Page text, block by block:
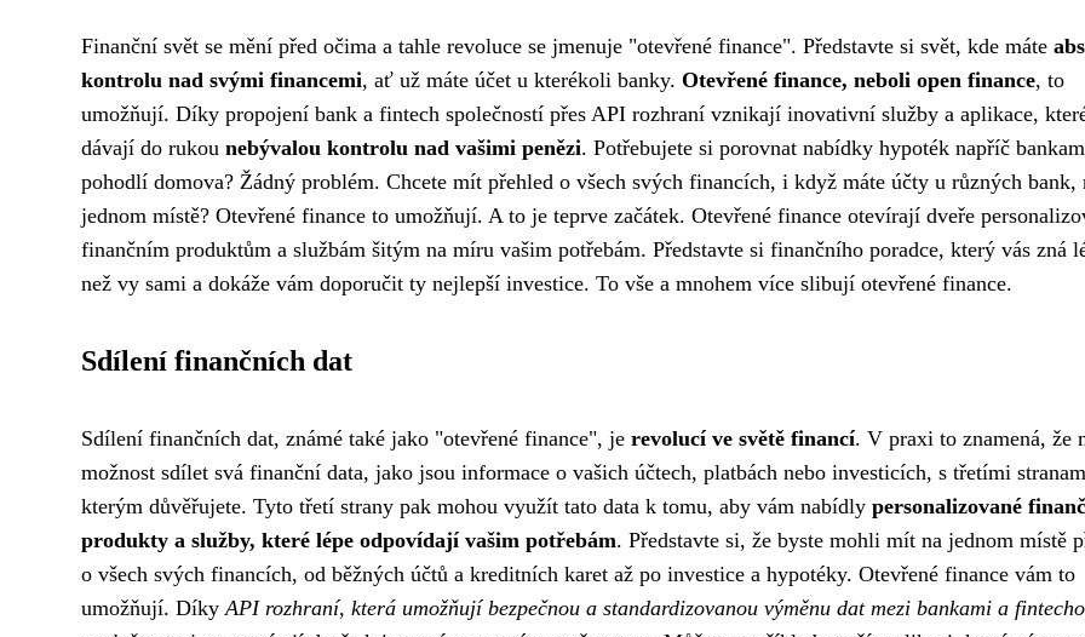
Finanční svět se mění před očima a tahle revoluce se jmenuje "otevřené finance". Představte si svět, kde máte
kontrolu nad svými financemi, ať už máte účet u kterékoli banky. Otevřené finance, neboli open finance, to
umožňují. Díky propojení bank a fintech společností přes API rozhraní vznikají inovativní služby a aplikace,
dávají do rukou nebývalou kontrolu nad vašimi penězi. Potřebujete si porovnat nabídky hypoték napříč
pohodlí domova? Žádný problém. Chcete mít přehled o všech svých financích, i když máte účty u různých bank,
jednom místě? Otevřené finance to umožňují. A to je teprve začátek. Otevřené finance otevírají dveře
finančním produktům a službám šitým na míru vašim potřebám. Představte si finančního poradce, který vás zná
než vy sami a dokáže vám doporučit ty nejlepší investice. To vše a mnohem více slibují otevřené finance.
Sdílení finančních dat
Sdílení finančních dat, známé také jako "otevřené finance", je revolucí ve světě financí. V praxi to znamená, že
možnost sdílet svá finanční data, jako jsou informace o vašich účtech, platbách nebo investicích, s třetími
kterým důvěřujete. Tyto třetí strany pak mohou využít tato data k tomu, aby vám nabídly personalizované
produkty a služby, které lépe odpovídají vašim potřebám. Představte si, že byste mohli mít na jednom místě
o všech svých financích, od běžných účtů a kreditních karet až po investice a hypotéky. Otevřené finance vám to
umožňují. DíkyAPI rozhraní, která umožňují bezpečnou a standardizovanou výměnu dat mezi bankami a